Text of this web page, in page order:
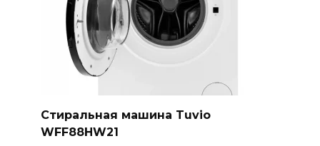
Стиральная машина Tuvio
WFF88HW21